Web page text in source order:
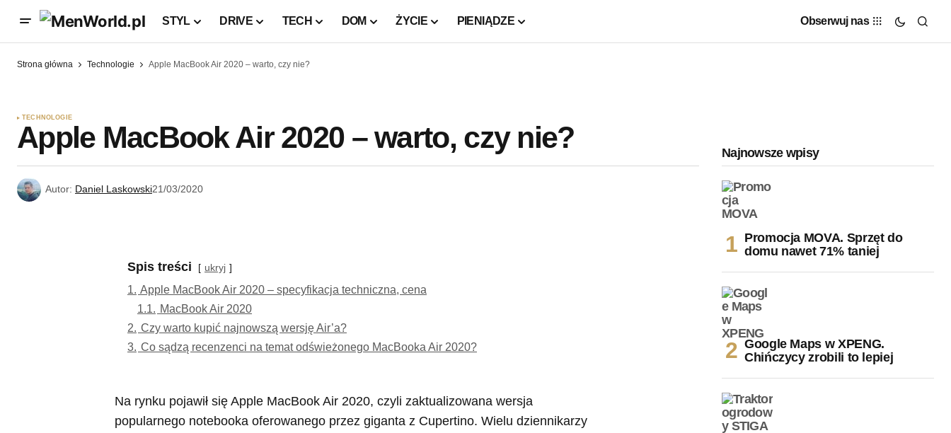
STYL DRIVE TECH DOM ŻYCIE PIENIĄDZE Obserwuj nas
Strona główna Technologie Apple MacBook Air 2020 – warto, czy nie?
TECHNOLOGIE
Apple MacBook Air 2020 – warto, czy nie?
Autor: Daniel Laskowski21/03/2020
Spis treści ukryj
1. Apple MacBook Air 2020 – specyfikacja techniczna, cena
1.1. MacBook Air 2020
2. Czy warto kupić najnowszą wersję Air’a?
3. Co sądzą recenzenci na temat odświeżonego MacBooka Air 2020?
Na rynku pojawił się Apple MacBook Air 2020, czyli zaktualizowana wersja
popularnego notebooka oferowanego przez giganta z Cupertino. Wielu dziennikarzy
Najnowsze wpisy
Promocja MOVA. Sprzęt do
domu nawet 71% taniej
Google Maps w XPENG.
Chińczycy zrobili to lepiej